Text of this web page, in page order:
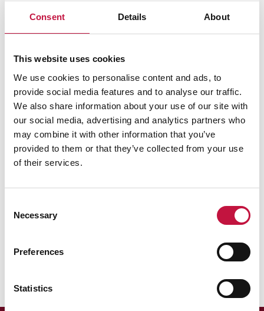
Consent Details About
This website uses cookies
We use cookies to personalise content and ads, to
provide social media features and to analyse our traffic.
We also share information about your use of our site with
our social media, advertising and analytics partners who
may combine it with other information that you’ve
provided to them or that they’ve collected from your use
of their services.
Selection
Necessary
Preferences
Statistics
ilmoituksen nettisivullamme
sähköisessä
asioinnissa >
Voit myös täyttää kompostointi-
ilmoituslomakkeen nettisivullamme ja lähettää
asiakaspalveluumme.Löydät lomakkeen täältä
>
Tallenna täytetty lomake ja lähetä sähköpostin
liitteenä osoitteeseen: asiakaspalvelu@puhas.fi. Voit
myös tulostaa täytetyn lomakkeen ja lähettää
maksutta lomakkeen viimeisellä sivulla näkyvään
postiin.
Puutarhajätteen kompostoinnista ei tarvitse
tehdä ilmoitusta.